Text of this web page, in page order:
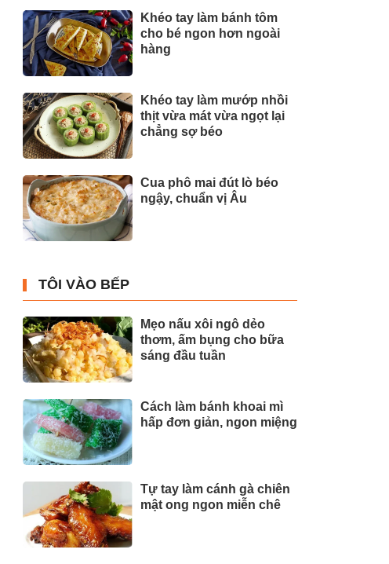
Khéo tay làm bánh tôm
cho bé ngon hơn ngoài
hàng
Khéo tay làm mướp nhồi
thịt vừa mát vừa ngọt lại
chẳng sợ béo
Cua phô mai đút lò béo
ngậy, chuẩn vị Âu
TÔI VÀO BẾP
Mẹo nấu xôi ngô dẻo
thơm, ấm bụng cho bữa
sáng đầu tuần
Cách làm bánh khoai mì
hấp đơn giản, ngon miệng
Tự tay làm cánh gà chiên
mật ong ngon miễn chê